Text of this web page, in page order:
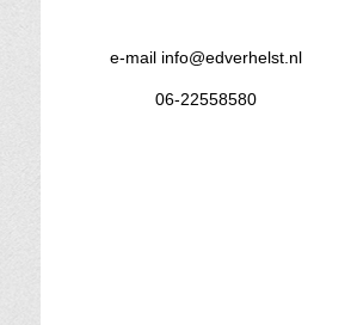
e-mail info@edverhelst.nl
06-22558580